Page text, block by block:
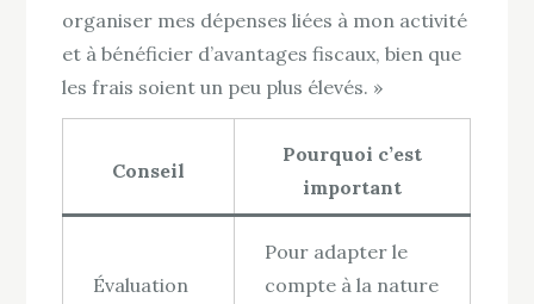
organiser mes dépenses liées à mon activité
et à bénéficier d’avantages fiscaux, bien que
les frais soient un peu plus élevés. »
Conseil
Pourquoi c’est
important
Évaluation
Pour adapter le
compte à la nature